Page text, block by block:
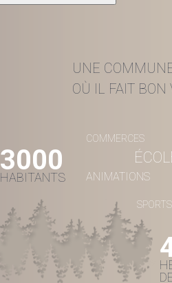
UNE
OÙ IL FAIT BON
3000
HABITANTS
COMMERCES
ANIMATIONS
SPORTS